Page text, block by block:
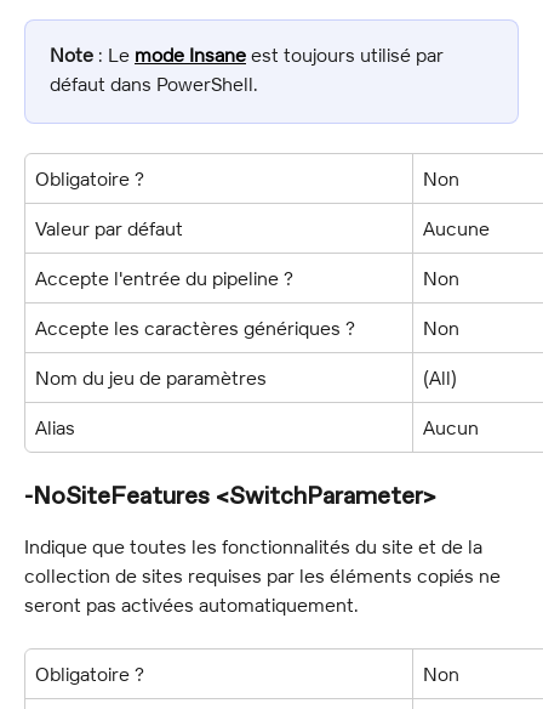
Note : Le mode Insane est toujours utilisé par
défaut dans PowerShell.
Obligatoire ? Non
Valeur par défaut Aucune
Accepte l'entrée du pipeline ? Non
Accepte les caractères génériques ? Non
Nom du jeu de paramètres (All)
Alias Aucun
-NoSiteFeatures <SwitchParameter>
Indique que toutes les fonctionnalités du site et de la
collection de sites requises par les éléments copiés ne
seront pas activées automatiquement.
Obligatoire ? Non